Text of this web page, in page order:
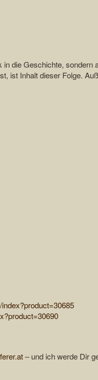
die Geschichte, sondern
ist Inhalt dieser Folge.
– und ich werde Dir